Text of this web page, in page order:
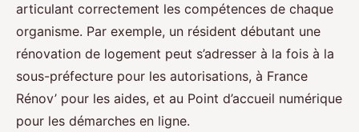
articulant correctement les compétences de chaque
organisme. Par exemple, un résident débutant une
rénovation de logement peut s’adresser à la fois à la
sous-préfecture pour les autorisations, à France
Rénov’ pour les aides, et au Point d’accueil numérique
pour les démarches en ligne.